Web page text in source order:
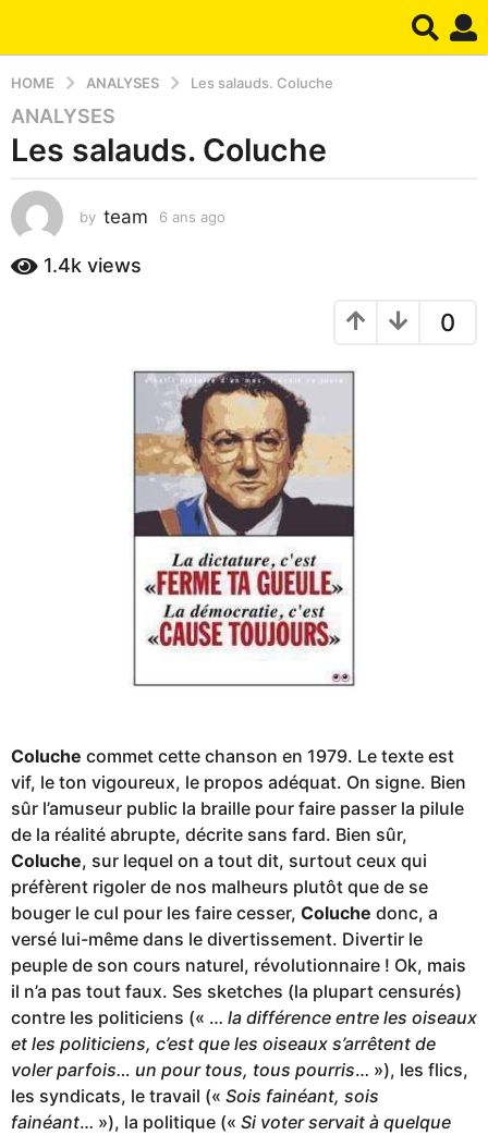
HOME ANALYSES Les salauds. Coluche
6
a
s
a
o
ANALYSES
Les salauds. Coluche
by team 6 ans ago
1.4k views
0
Coluche commet cette chanson en 1979. Le texte est
vif, le ton vigoureux, le propos adéquat. On signe. Bien
sûr l’amuseur public la braille pour faire passer la pilule
de la réalité abrupte, décrite sans fard. Bien sûr,
Coluche, sur lequel on a tout dit, surtout ceux qui
préfèrent rigoler de nos malheurs plutôt que de se
bouger le cul pour les faire cesser, Coluche donc, a
versé lui-même dans le divertissement. Divertir le
peuple de son cours naturel, révolutionnaire ! Ok, mais
il n’a pas tout faux. Ses sketches (la plupart censurés)
contre les politiciens (« … la différence entre les oiseaux
et les politiciens, c’est que les oiseaux s’arrêtent de
voler parfois… un pour tous, tous pourris… »), les flics,
les syndicats, le travail (« Sois fainéant, sois
fainéant… »), la politique (« Si voter servait à quelque